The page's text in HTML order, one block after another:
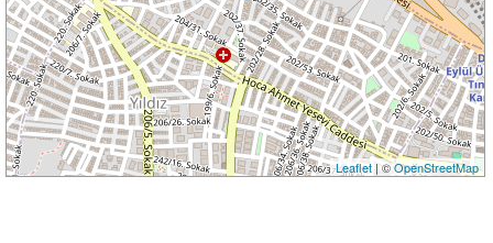
Leaflet| ©OpenStreetMap